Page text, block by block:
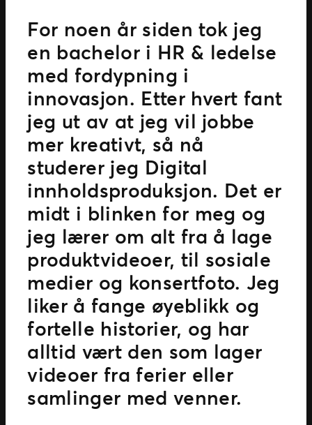
For noen år siden tok jeg
en bachelor i HR & ledelse
med fordypning i
innovasjon. Etter hvert fant
jeg ut av at jeg vil jobbe
mer kreativt, så nå
studerer jeg Digital
innholdsproduksjon. Det er
midt i blinken for meg og
jeg lærer om alt fra å lage
produktvideoer, til sosiale
medier og konsertfoto. Jeg
liker å fange øyeblikk og
fortelle historier, og har
alltid vært den som lager
videoer fra ferier eller
samlinger med venner.